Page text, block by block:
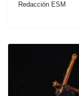
Redacción ESM